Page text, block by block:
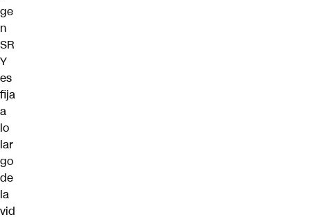
ge
n
SR
Y
es
fija
a
lo
lar
go
de
la
vid